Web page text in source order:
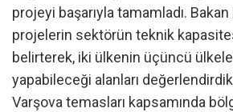
projeyi başarıyla tamamladı. Bakan
projelerin sektörün teknik
belirterek, iki ülkenin üçüncü
yapabileceği alanları
Varşova temasları kapsamında